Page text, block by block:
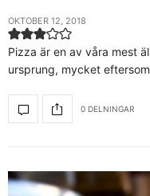
OKTOBER 12, 2018
Pizza är en av våra mest
ursprung, mycket
0 DELNINGAR